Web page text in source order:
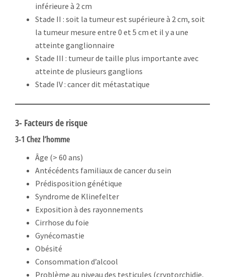
inférieure à 2 cm
Stade II : soit la tumeur est supérieure à 2 cm, soit
la tumeur mesure entre 0 et 5 cm et il y a une
atteinte ganglionnaire
Stade III : tumeur de taille plus importante avec
atteinte de plusieurs ganglions
Stade IV : cancer dit métastatique
3- Facteurs de risque
3-1 Chez l’homme
Âge (> 60 ans)
Antécédents familiaux de cancer du sein
Prédisposition génétique
Syndrome de Klinefelter
Exposition à des rayonnements
Cirrhose du foie
Gynécomastie
Obésité
Consommation d’alcool
Problème au niveau des testicules (cryptorchidie,